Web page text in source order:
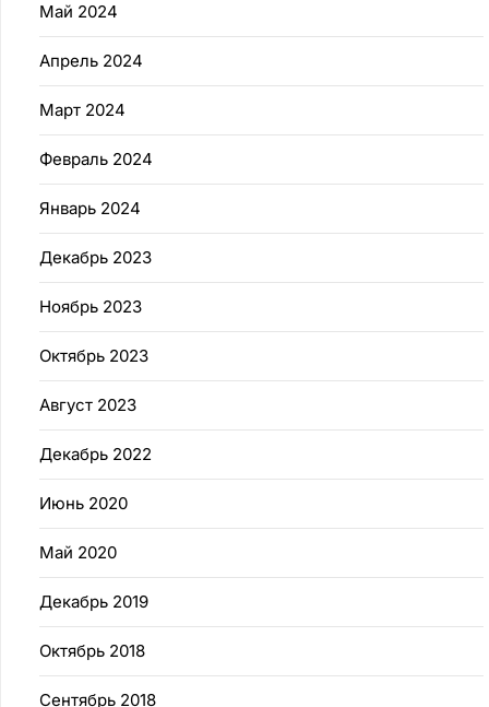
Май 2024
Апрель 2024
Март 2024
Февраль 2024
Январь 2024
Декабрь 2023
Ноябрь 2023
Октябрь 2023
Август 2023
Декабрь 2022
Июнь 2020
Май 2020
Декабрь 2019
Октябрь 2018
Сентябрь 2018